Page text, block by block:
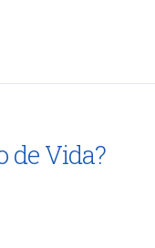
de Vida?